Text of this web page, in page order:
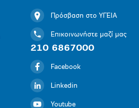
Πρόσβαση στο ΥΓΕΙΑ
Επικοινωνήστε μαζί μας
210 6867000
Facebook
Linkedin
Youtube